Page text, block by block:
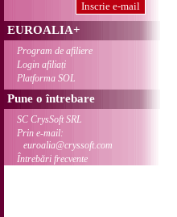
EUROALIA+
Program de afiliere
Login afiliați
Platforma SOL
Pune o întrebare
SC CrysSoft SRL
Prin e-mail:
euroalia@cryssoft.com
Întrebări frecvente